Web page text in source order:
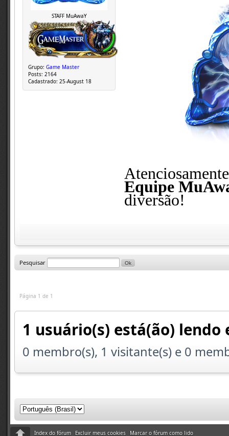
STAFF MuAwaY
Grupo: Game Master
Posts: 2164
Cadastrado: 25-August 18
Equipe
diversão!
Pesquisar
Página 1 de 1
1 usuário(s) está(ão) lendo
0 membro(s), 1 visitante(s) e 0
Index do fórum Excluir meus cookies Marcar o fórum como lido